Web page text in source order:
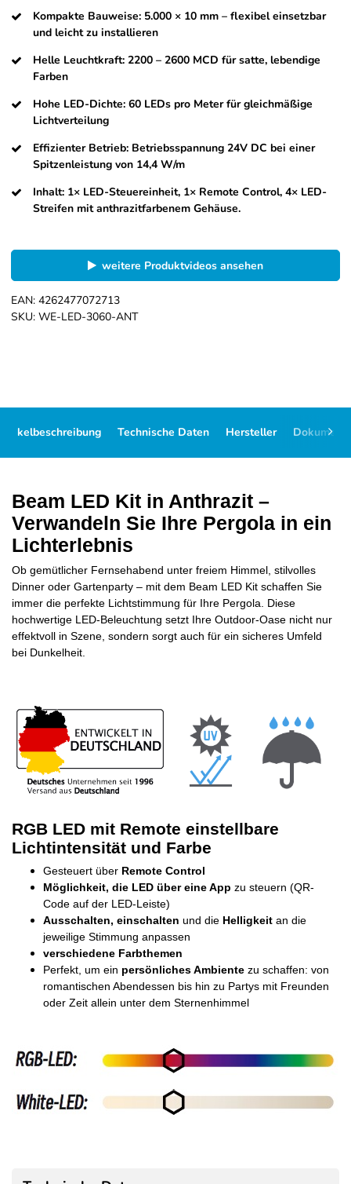
Kompakte Bauweise: 5.000 × 10 mm – flexibel einsetzbar
und leicht zu installieren
Helle Leuchtkraft: 2200 – 2600 MCD für satte, lebendige
Farben
Hohe LED-Dichte: 60 LEDs pro Meter für gleichmäßige
Lichtverteilung
Effizienter Betrieb: Betriebsspannung 24V DC bei einer
Spitzenleistung von 14,4 W/m
Inhalt: 1× LED-Steuereinheit, 1× Remote Control, 4× LED-
Streifen mit anthrazitfarbenem Gehäuse.
weitere Produktvideos ansehen
EAN: 4262477072713
SKU: WE-LED-3060-ANT
Technische Daten Hersteller
Beam LED Kit in Anthrazit –
Verwandeln Sie Ihre Pergola in ein
Lichterlebnis
Ob gemütlicher Fernsehabend unter freiem Himmel, stilvolles
Dinner oder Gartenparty – mit dem Beam LED Kit schaffen Sie
immer die perfekte Lichtstimmung für Ihre Pergola. Diese
hochwertige LED-Beleuchtung setzt Ihre Outdoor-Oase nicht nur
effektvoll in Szene, sondern sorgt auch für ein sicheres Umfeld
bei Dunkelheit.
RGB LED mit Remote einstellbare
Lichtintensität und Farbe
Gesteuert über Remote Control
Möglichkeit, die LED über eine App zu steuern (QR-
Code auf der LED-Leiste)
Ausschalten, einschalten und die Helligkeit an die
jeweilige Stimmung anpassen
verschiedene Farbthemen
Perfekt, um ein persönliches Ambiente zu schaffen: von
romantischen Abendessen bis hin zu Partys mit Freunden
oder Zeit allein unter dem Sternenhimmel